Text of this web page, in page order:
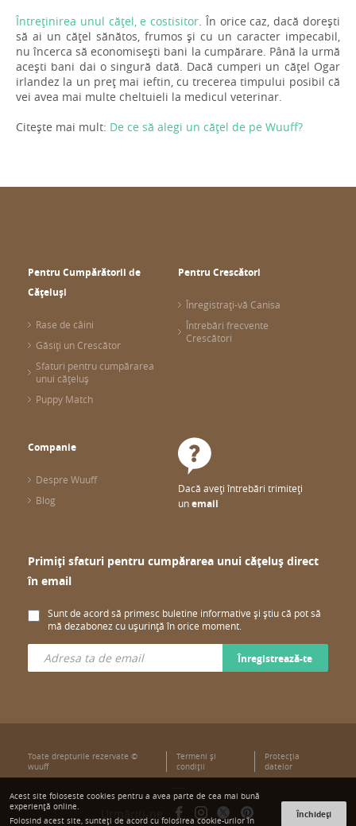
Întreținirea unul cățel, e costisitor. În orice caz, dacă dorești
să ai un cățel sănătos, frumos și cu un caracter impecabil,
nu încerca să economisești bani la cumpărare. Până la urmă
acești bani dai o singură dată. Dacă cumperi un cățel Ogar
irlandez la un preț mai ieftin, cu trecerea timpului posibil că
vei avea mai multe cheltuieli la medicul veterinar.
Citește mai mult: De ce să alegi un cățel de pe Wuuff?
Pentru Cumpărătorii de
Cățeluși
Rase de câini
Găsiți un Crescător
Sfaturi pentru cumpărarea
unui cățeluș
Puppy Match
Pentru Crescători
Înregistrați-vă Canisa
Întrebări frecvente
Crescători
Companie
Despre Wuuff
Blog
Dacă aveți întrebări trimiteți
unemail
Primiți sfaturi pentru cumpărarea unui cățeluș direct
în email
Sunt de acord să primesc buletine informative și știu că pot să
mă dezabonez cu ușurință în orice moment.
Înregistrează-te
Toate drepturile rezervate ©
wuuff
Termeni şi
condiţii
Protecţia
datelor
Urmăriți-ne
Acest site foloseste cookies pentru a avea parte de cea mai bună
experiență online.
Folosind acest site, sunteți de acord cu folosirea cookie-urilor în
Închideți